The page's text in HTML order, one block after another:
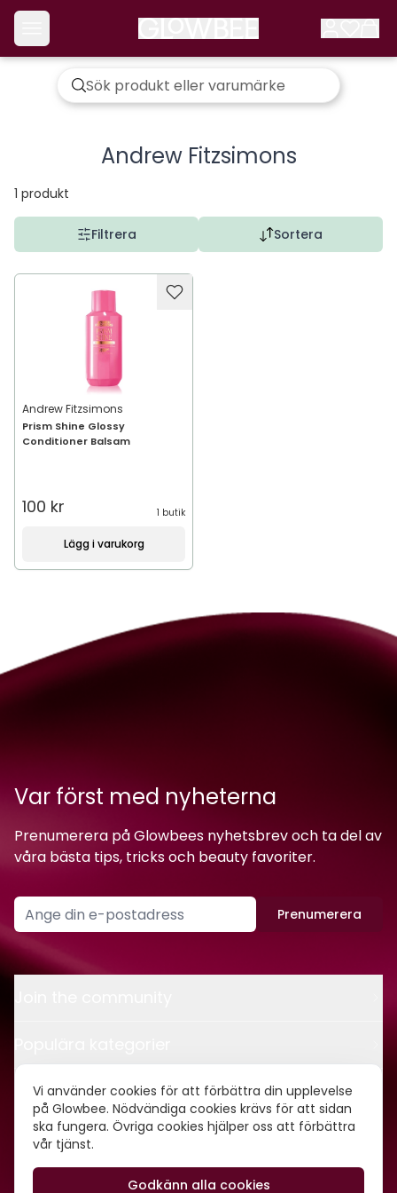
Vi använder cookies för att förbättra din upplevelse
på Glowbee. Nödvändiga cookies krävs för att sidan
ska fungera. Övriga cookies hjälper oss att förbättra
vår tjänst.
Godkänn alla cookies
Andrew Fitzsimons
1 produkt
Filtrera Sortera
Andrew Fitzsimons
Prism Shine Glossy
Conditioner Balsam
100 kr 1 butik
Lägg i varukorg
Var först med nyheterna
Prenumerera på Glowbees nyhetsbrev och ta del av
våra bästa tips, tricks och beauty favoriter.
Prenumerera
Kontakt
Om oss